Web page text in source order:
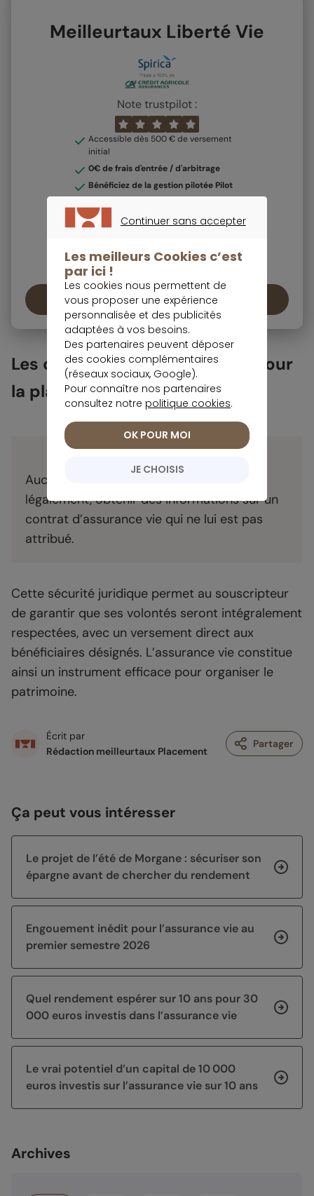
Meilleurtaux Liberté Vie
Note trustpilot :
Accessible dès 500 € de versement
initial
0€ de frais d'entrée / d'arbitrage
Bénéficiez de la gestion pilotée Pilot
conditions
Plus de 700 UC disponibles en gestion
Notre contrat le plus complet
Découvrir le contrat
Les conséquences pratiques pour
la planification patrimoniale
Aucun héritier non désigné ne peut,
légalement, obtenir des informations sur un
contrat d’assurance vie qui ne lui est pas
attribué.
Cette sécurité juridique permet au souscripteur
de garantir que ses volontés seront intégralement
respectées, avec un versement direct aux
bénéficiaires désignés. L’assurance vie constitue
ainsi un instrument efficace pour organiser le
patrimoine.
Écrit par
Rédaction meilleurtaux Placement
Partager
Ça peut vous intéresser
Le projet de l’été de Morgane : sécuriser son
épargne avant de chercher du rendement
Engouement inédit pour l’assurance vie au
premier semestre 2026
Quel rendement espérer sur 10 ans pour 30
000 euros investis dans l’assurance vie
Le vrai potentiel d’un capital de 10 000
euros investis sur l’assurance vie sur 10 ans
Archives
Continuer sans accepter
Les meilleurs Cookies c’est
par ici !
Les cookies nous permettent de
vous proposer une expérience
personnalisée et des publicités
adaptées à vos besoins.
Des partenaires peuvent déposer
des cookies complémentaires
(réseaux sociaux, Google).
Pour connaître nos partenaires
consultez notre politique cookies.
JE CHOISIS
OK POUR MOI